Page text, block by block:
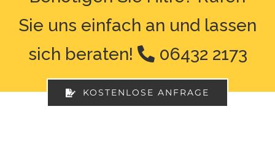
Leistungen
Nachlassankauf
Schädlingsbekämpfung
Sie uns einfach an und lassen
sich beraten!
06432 2173
KOSTENLOSE ANFRAGE